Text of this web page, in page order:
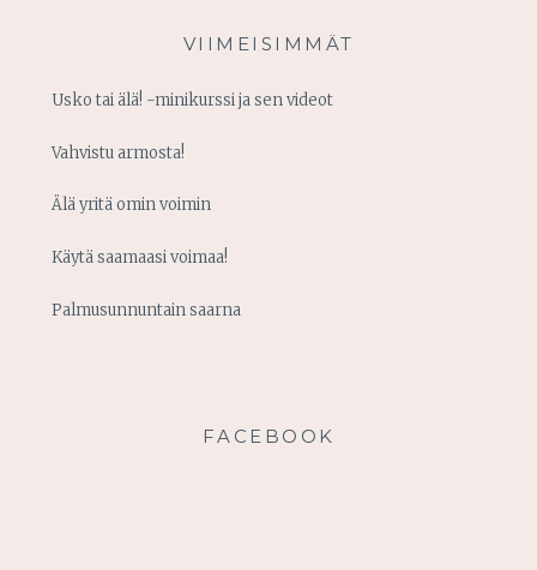
VIIMEISIMMÄT
Usko tai älä! -minikurssi ja sen videot
Vahvistu armosta!
Älä yritä omin voimin
Käytä saamaasi voimaa!
Palmusunnuntain saarna
FACEBOOK